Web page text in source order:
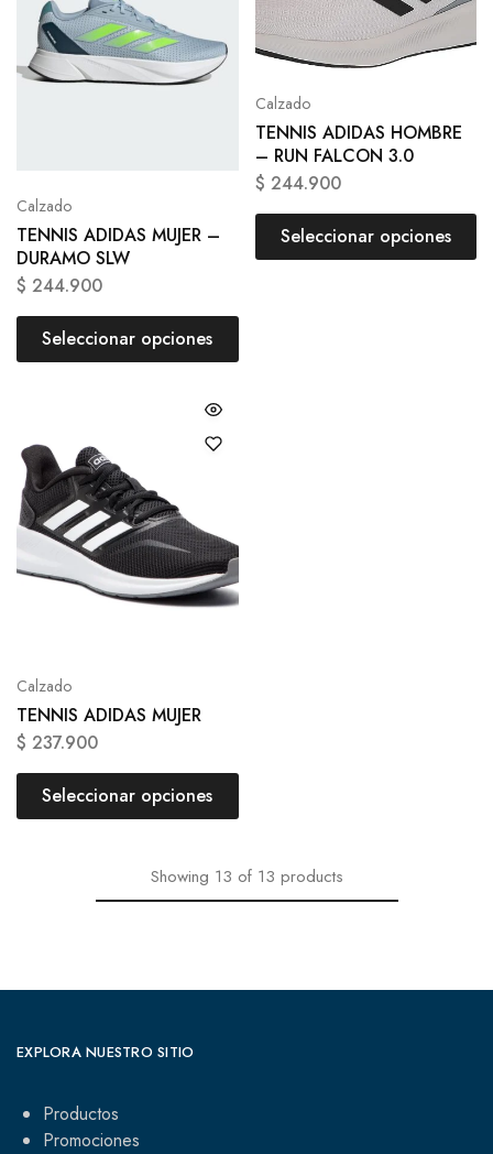
Calzado
TENNIS ADIDAS MUJER –
DURAMO SLW
$ 244.900
Seleccionar opciones
Calzado
TENNIS ADIDAS HOMBRE
– RUN FALCON 3.0
$ 244.900
Seleccionar opciones
Calzado
TENNIS ADIDAS MUJER
$ 237.900
Seleccionar opciones
Showing 13 of 13 products
EXPLORA NUESTRO SITIO
Productos
Promociones